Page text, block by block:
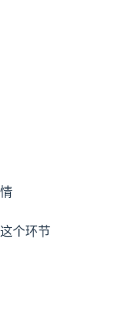
个环节